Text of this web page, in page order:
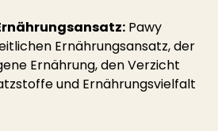
Pawy
Ernährungsansatz, der
Ernährung, den Verzicht
und Ernährungsvielfalt